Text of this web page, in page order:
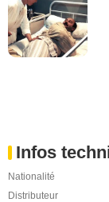
Infos
Nationalité
Distributeur